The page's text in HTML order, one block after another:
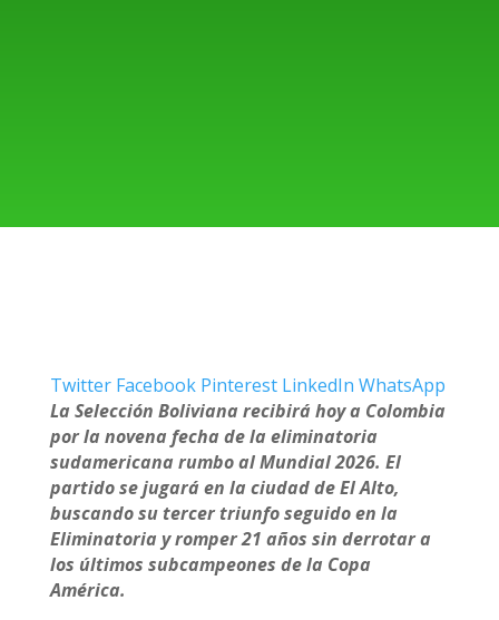
Twitter Facebook Pinterest LinkedIn WhatsApp
La Selección Boliviana recibirá hoy a Colombia
por la novena fecha de la eliminatoria
sudamericana rumbo al Mundial 2026. El
partido se jugará en la ciudad de El Alto,
buscando su tercer triunfo seguido en la
Eliminatoria y romper 21 años sin derrotar a
los últimos subcampeones de la Copa
América.